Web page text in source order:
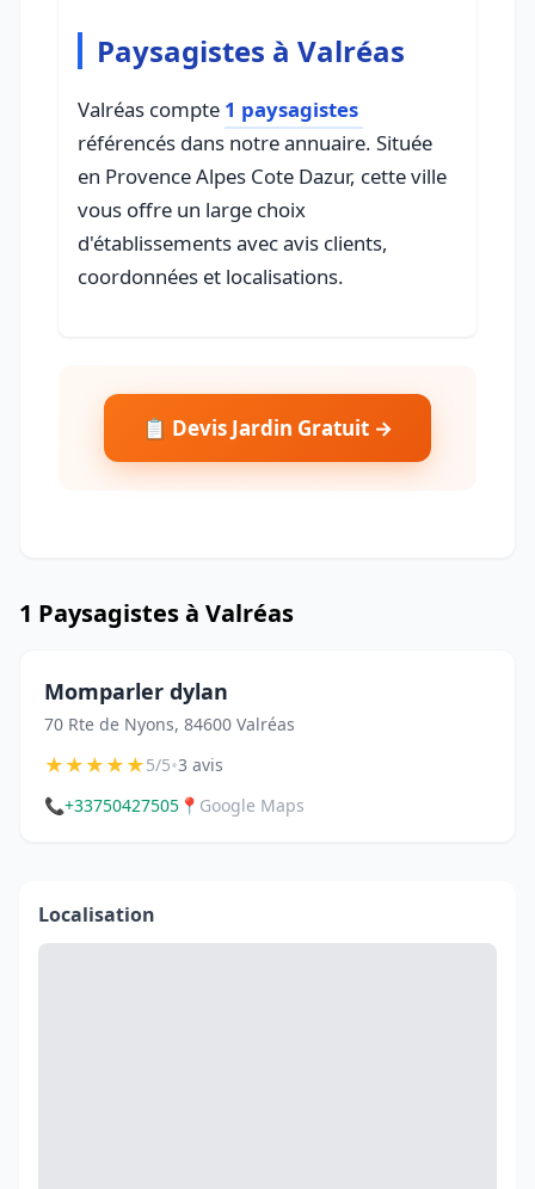
Paysagistes à Valréas
Valréas compte 1 paysagistes
référencés dans notre annuaire. Située
en Provence Alpes Cote Dazur, cette ville
vous offre un large choix
d'établissements avec avis clients,
coordonnées et localisations.
📋 Devis Jardin Gratuit →
1 Paysagistes à Valréas
Momparler dylan
70 Rte de Nyons, 84600 Valréas
★★★★★5/5•3 avis
📞+33750427505 📍 Google Maps
Localisation